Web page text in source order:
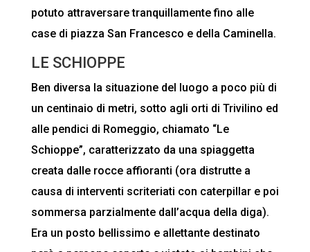
potuto attraversare tranquillamente fino alle
case di piazza San Francesco e della Caminella.
LE SCHIOPPE
Ben diversa la situazione del luogo a poco più di
un centinaio di metri, sotto agli orti di Trivilino ed
alle pendici di Romeggio, chiamato “Le
Schioppe”, caratterizzato da una spiaggetta
creata dalle rocce affioranti (ora distrutte a
causa di interventi scriteriati con caterpillar e poi
sommersa parzialmente dall’acqua della diga).
Era un posto bellissimo e allettante destinato